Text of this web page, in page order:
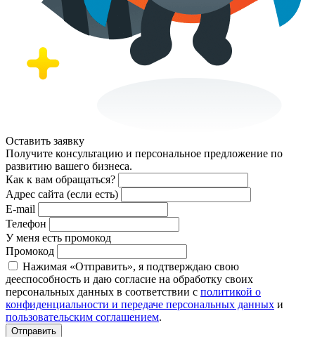
Оставить заявку
Получите консультацию и персональное предложение по
развитию вашего бизнеса.
Как к вам обращаться?
Адрес сайта (если есть)
E-mail
Телефон
У меня есть промокод
Промокод
Нажимая «Отправить», я подтверждаю свою
дееспособность и даю согласие на обработку своих
персональных данных в соответствии с политикой о
конфиденциальности и передаче персональных данных и
пользовательским соглашением.
Отправить